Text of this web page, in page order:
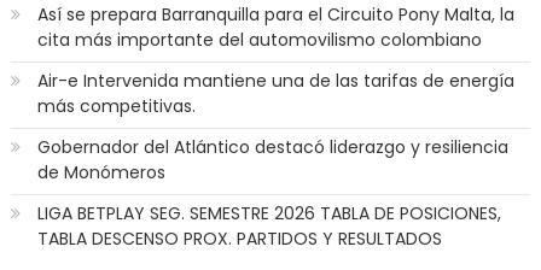
Así se prepara Barranquilla para el Circuito Pony Malta, la
cita más importante del automovilismo colombiano
Air-e Intervenida mantiene una de las tarifas de energía
más competitivas.
Gobernador del Atlántico destacó liderazgo y resiliencia
de Monómeros
LIGA BETPLAY SEG. SEMESTRE 2026 TABLA DE POSICIONES,
TABLA DESCENSO PROX. PARTIDOS Y RESULTADOS